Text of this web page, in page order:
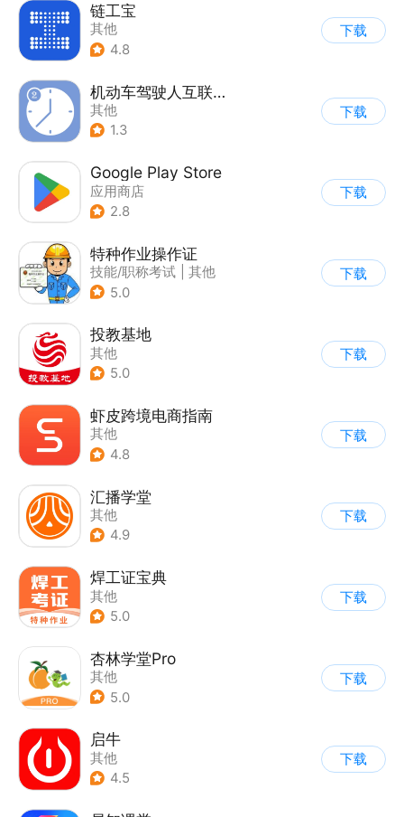
链工宝
其他
4.8
下载
机动车驾驶人互联网学习软件
其他
1.3
下载
Google Play Store
应用商店
2.8
下载
特种作业操作证
技能/职称考试
其他
5.0
下载
投教基地
其他
5.0
下载
虾皮跨境电商指南
其他
4.8
下载
汇播学堂
其他
4.9
下载
焊工证宝典
其他
5.0
下载
杏林学堂Pro
其他
5.0
下载
启牛
其他
4.5
下载